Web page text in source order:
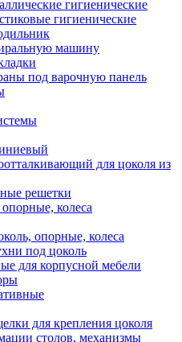
гигиенические
гигиенические
машину
под варочную панель
для цоколя из
решетки
колеса
опорные, колеса
под цоколь
для корпусной мебели
для крепления цоколя
столов, механизмы